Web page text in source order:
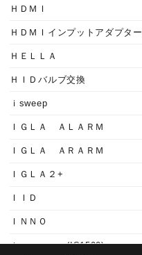
ＨＤＭＩ
ＨＤＭＩインプットアダプター
ＨＥＬＬＡ
ＨＩＤバルブ交換
ｉsweep
ＩＧＬＡ ＡＬＡＲＭ
ＩＧＬＡ ＡＲＡＲＭ
ＩＧＬＡ２+
ＩＩＤ
ＩＮＮＯ
ｉｓｗｅｅｐ(IS1500)